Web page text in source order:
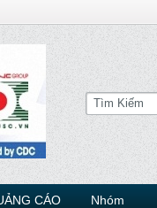
CÁO Nhóm